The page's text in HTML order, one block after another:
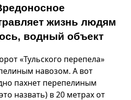
жизнь людям
водный объект
«Тульского перепела»
навозом. А вот
пахнет перепелиным
назвать) в 20 метрах от